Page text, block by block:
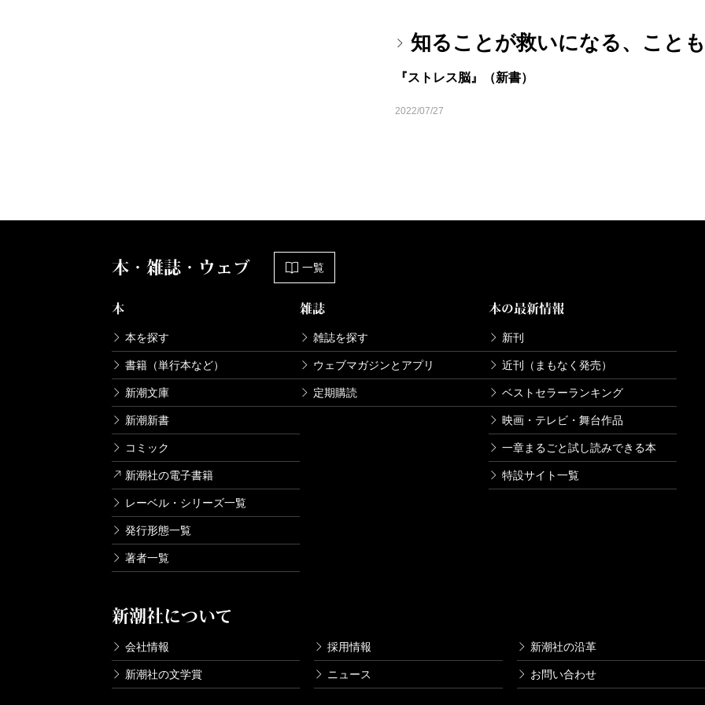
知ることが救いになる、こと
『ストレス脳』（新書）
2022/07/27
本・雑誌・ウェブ 一覧
本
本を探す
書籍（単行本など）
新潮文庫
新潮新書
コミック
新潮社の電子書籍
レーベル・シリーズ一覧
発行形態一覧
著者一覧
雑誌
雑誌を探す
ウェブマガジンとアプリ
定期購読
本の最新情報
新刊
近刊（まもなく発売）
ベストセラーランキング
映画・テレビ・舞台作品
一章まるごと試し読みできる本
特設サイト一覧
新潮社について
会社情報 採用情報 新潮社の沿革
新潮社の文学賞 ニュース お問い合わせ